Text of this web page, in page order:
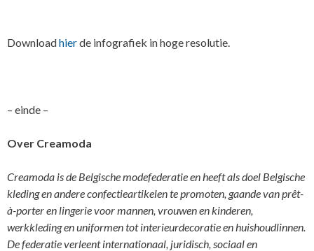
Downloadhierde infografiek in hoge resolutie.
– einde –
Over Creamoda
Creamoda is de Belgische modefederatie en heeft als doel Belgische
kleding en andere confectieartikelen te promoten, gaande van prêt-
à-porter en lingerie voor mannen, vrouwen en kinderen,
werkkleding en uniformen tot interieurdecoratie en huishoudlinnen.
De federatie verleent internationaal, juridisch, sociaal en